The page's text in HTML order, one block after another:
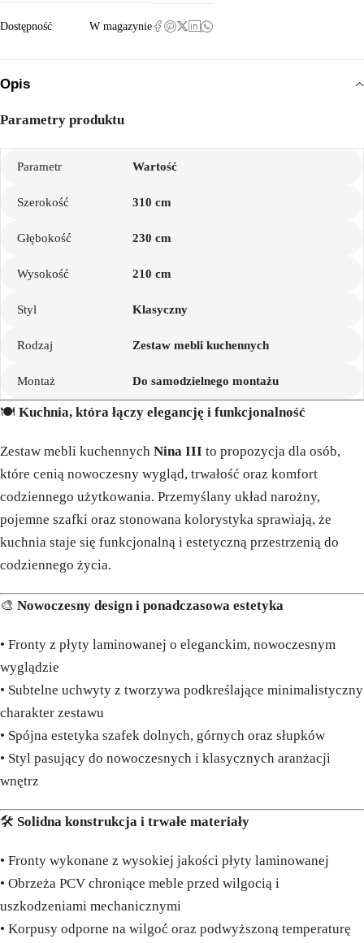
Dostępność W magazynie
Opis
Parametry produktu
Parametr Wartość
Szerokość 310 cm
Głębokość 230 cm
Wysokość 210 cm
Styl Klasyczny
Rodzaj Zestaw mebli kuchennych
Montaż Do samodzielnego montażu
🍽️ Kuchnia, która łączy elegancję i funkcjonalność
Zestaw mebli kuchennych Nina III to propozycja dla osób,
które cenią nowoczesny wygląd, trwałość oraz komfort
codziennego użytkowania. Przemyślany układ narożny,
pojemne szafki oraz stonowana kolorystyka sprawiają, że
kuchnia staje się funkcjonalną i estetyczną przestrzenią do
codziennego życia.
🎨 Nowoczesny design i ponadczasowa estetyka
• Fronty z płyty laminowanej o eleganckim, nowoczesnym
wyglądzie
• Subtelne uchwyty z tworzywa podkreślające minimalistyczny
charakter zestawu
• Spójna estetyka szafek dolnych, górnych oraz słupków
• Styl pasujący do nowoczesnych i klasycznych aranżacji
wnętrz
🛠️ Solidna konstrukcja i trwałe materiały
• Fronty wykonane z wysokiej jakości płyty laminowanej
• Obrzeża PCV chroniące meble przed wilgocią i
uszkodzeniami mechanicznymi
• Korpusy odporne na wilgoć oraz podwyższoną temperaturę